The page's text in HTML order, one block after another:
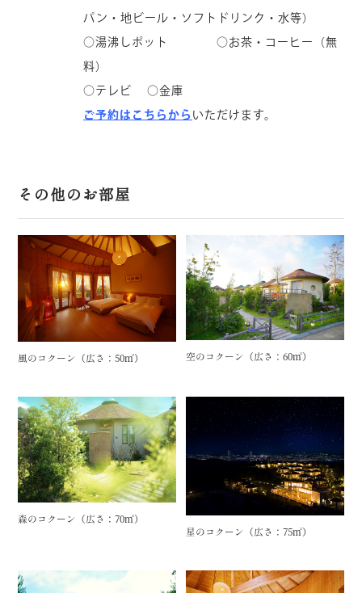
パン・地ビール・ソフトドリンク・水等）
○湯沸しポット ○お茶・コーヒー（無
料）
○テレビ ○金庫
ご予約はこちらから いただけます。
その他のお部屋
風のコクーン（広さ：50㎡） 空のコクーン（広さ：60㎡）
森のコクーン（広さ：70㎡）
星のコクーン（広さ：75㎡）